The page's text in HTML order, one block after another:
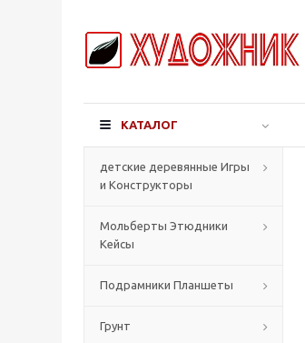
КАТАЛОГ
детские деревянные Игры
и Конструкторы
Мольберты Этюдники
Кейсы
Подрамники Планшеты
Грунт